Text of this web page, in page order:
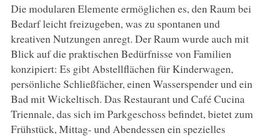
Die modularen Elemente ermöglichen es, den Raum bei
Bedarf leicht freizugeben, was zu spontanen und
kreativen Nutzungen anregt. Der Raum wurde auch mit
Blick auf die praktischen Bedürfnisse von Familien
konzipiert: Es gibt Abstellflächen für Kinderwagen,
persönliche Schließfächer, einen Wasserspender und ein
Bad mit Wickeltisch. Das Restaurant und Café Cucina
Triennale, das sich im Parkgeschoss befindet, bietet zum
Frühstück, Mittag- und Abendessen ein spezielles